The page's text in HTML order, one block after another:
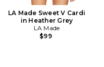
LA Made Sweet V Cardi
in Heather Grey
LA Made
$99